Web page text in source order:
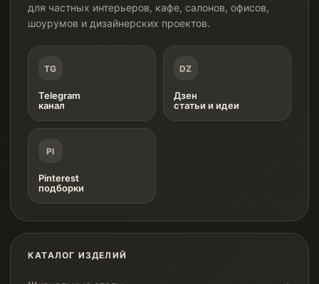
для частных интерьеров, кафе, салонов, офисов,
шоурумов и дизайнерских проектов.
TG
Telegram
канал
DZ
Дзен
статьи и идеи
PI
Pinterest
подборки
КАТАЛОГ ИЗДЕЛИЙ